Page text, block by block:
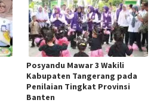
Posyandu Mawar 3 Wakili
Kabupaten Tangerang pada
Penilaian Tingkat Provinsi
Banten